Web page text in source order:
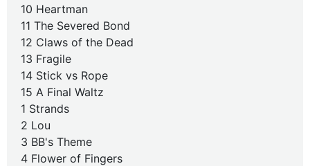
10 Heartman
11 The Severed Bond
12 Claws of the Dead
13 Fragile
14 Stick vs Rope
15 A Final Waltz
1 Strands
2 Lou
3 BB's Theme
4 Flower of Fingers